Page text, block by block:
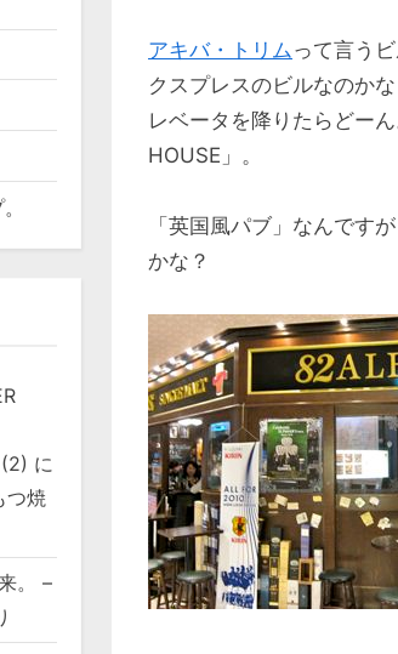
アキバ・トリムって言う
クスプレスのビルなのか
レベータを降りたらどー
HOUSE」。
「英国風パブ」なんです
かな？
に
つ焼
。 –